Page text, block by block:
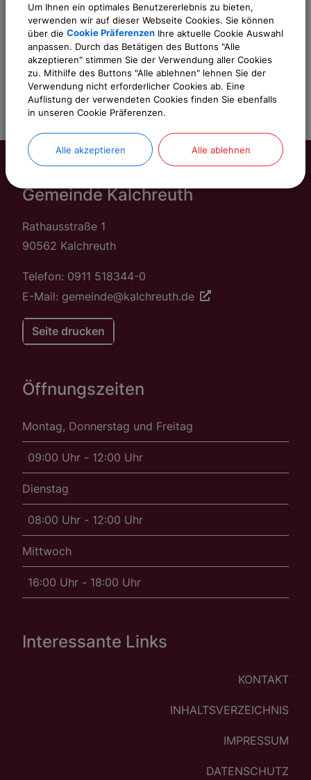
Cookies Anpassen
Gemeinde Kalchreuth
Rathausstraße 1
90562 Kalchreuth
Telefon: 0911 518344-0
E-Mail: gemeinde@kalchreuth.de
Seite drucken
Öffnungszeiten
Montag, Donnerstag und Freitag
09:00 Uhr - 12:00 Uhr
Dienstag
08:00 Uhr - 12:00 Uhr
Mittwoch
16:00 Uhr - 18:00 Uhr
Interessante Links
KONTAKT
INHALTSVERZEICHNIS
IMPRESSUM
DATENSCHUTZ
Um Ihnen ein optimales Benutzererlebnis zu bieten,
verwenden wir auf dieser Webseite Cookies. Sie können
über die Cookie Präferenzen Ihre aktuelle Cookie Auswahl
anpassen. Durch das Betätigen des Buttons "Alle
akzeptieren" stimmen Sie der Verwendung aller Cookies
zu. Mithilfe des Buttons "Alle ablehnen" lehnen Sie der
Verwendung nicht erforderlicher Cookies ab. Eine
Auflistung der verwendeten Cookies finden Sie ebenfalls
in unseren Cookie Präferenzen.
Alle akzeptieren Alle ablehnen